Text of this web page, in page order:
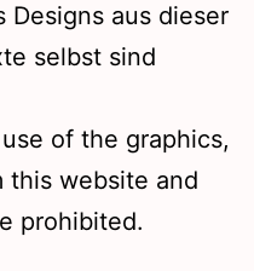
Designs aus dieser
selbst sind
of the graphics,
this website and
prohibited.